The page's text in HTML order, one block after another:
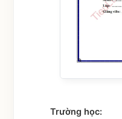
Trường học: